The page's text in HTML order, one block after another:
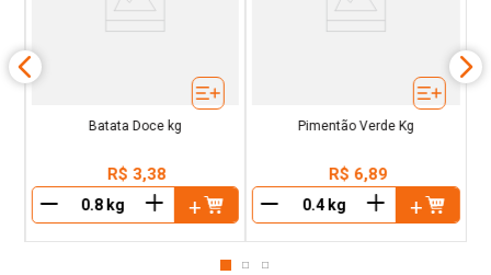
Batata Doce kg
R$ 3,38
＋
Pimentão Verde Kg
R$ 6,89
＋